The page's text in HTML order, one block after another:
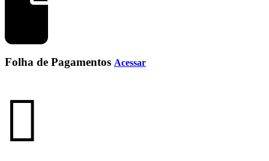
Folha de Pagamentos Acessar